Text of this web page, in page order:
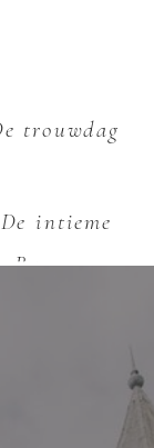
trouwdag
intieme
Bas